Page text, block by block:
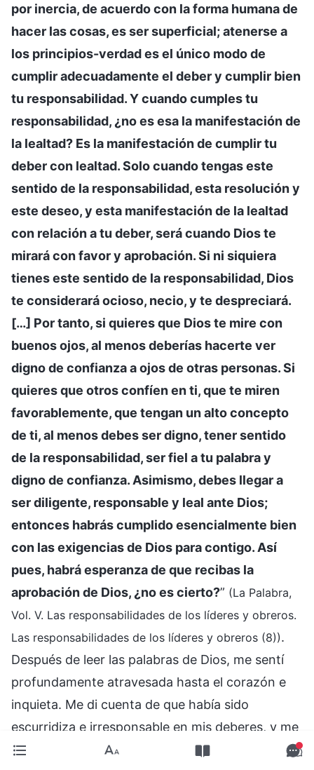
por inercia, de acuerdo con la forma humana de
hacer las cosas, es ser superficial; atenerse a
los principios-verdad es el único modo de
cumplir adecuadamente el deber y cumplir bien
tu responsabilidad. Y cuando cumples tu
responsabilidad, ¿no es esa la manifestación de
la lealtad? Es la manifestación de cumplir tu
deber con lealtad. Solo cuando tengas este
sentido de la responsabilidad, esta resolución y
este deseo, y esta manifestación de la lealtad
con relación a tu deber, será cuando Dios te
mirará con favor y aprobación. Si ni siquiera
tienes este sentido de la responsabilidad, Dios
te considerará ocioso, necio, y te despreciará.
[…] Por tanto, si quieres que Dios te mire con
buenos ojos, al menos deberías hacerte ver
digno de confianza a ojos de otras personas. Si
quieres que otros confíen en ti, que te miren
favorablemente, que tengan un alto concepto
de ti, al menos debes ser digno, tener sentido
de la responsabilidad, ser fiel a tu palabra y
digno de confianza. Asimismo, debes llegar a
ser diligente, responsable y leal ante Dios;
entonces habrás cumplido esencialmente bien
con las exigencias de Dios para contigo. Así
pues, habrá esperanza de que recibas la
aprobación de Dios, ¿no es cierto?” (La Palabra,
Vol. V. Las responsabilidades de los líderes y obreros.
Las responsabilidades de los líderes y obreros (8)).
Después de leer las palabras de Dios, me sentí
profundamente atravesada hasta el corazón e
inquieta. Me di cuenta de que había sido
escurridiza e irresponsable en mis deberes, y me
había vuelto completamente indigna de